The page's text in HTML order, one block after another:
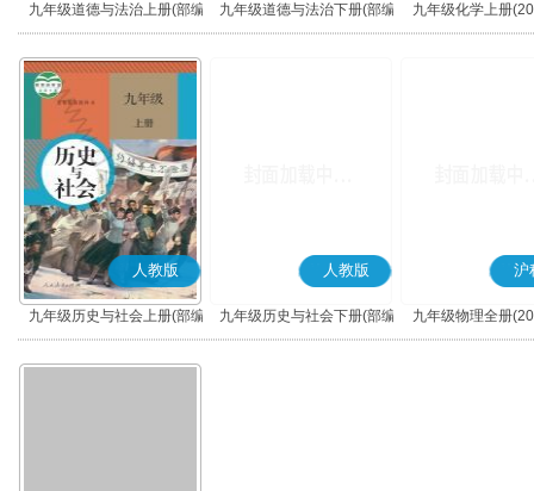
九年级道德与法治上册(部编
版)
九年级道德与法治下册(部编
版)
九年级化学上册
人教版
九年级历史与社会上册(部编
版)
人教版
九年级历史与社会下册(部编
版)
沪
九年级物理全册